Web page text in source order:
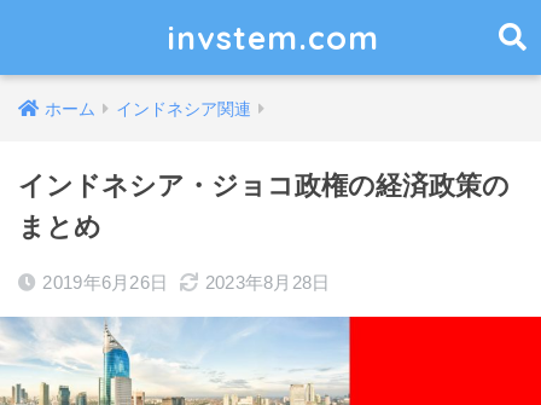
invstem.com
ホーム インドネシア関連
インドネシア・ジョコ政権の経済政策の
まとめ
2019年6月26日 2023年8月28日